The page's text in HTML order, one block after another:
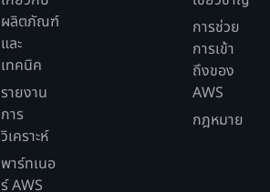
ผลิตภัณฑ์
และ
เทคนิค
รายงาน
การ
วิเคราะห์
พาร์ทเนอ
ร์ AWS
การช่วย
การเข้า
ถึงของ
AWS
กฎหมาย